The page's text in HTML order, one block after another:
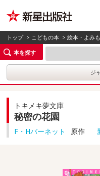
トップ > こどもの本 >絵本・よみ
本を探す
ジ
トキメキ夢文庫
秘密の花園
F・Hバーネット 原作